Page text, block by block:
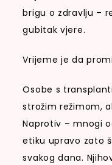
brigu o zdravlju –
gubitak vjere.
Vrijeme je da
Osobe s
strožim režimom,
Naprotiv – mnogi
etiku upravo zato
svakog dana.